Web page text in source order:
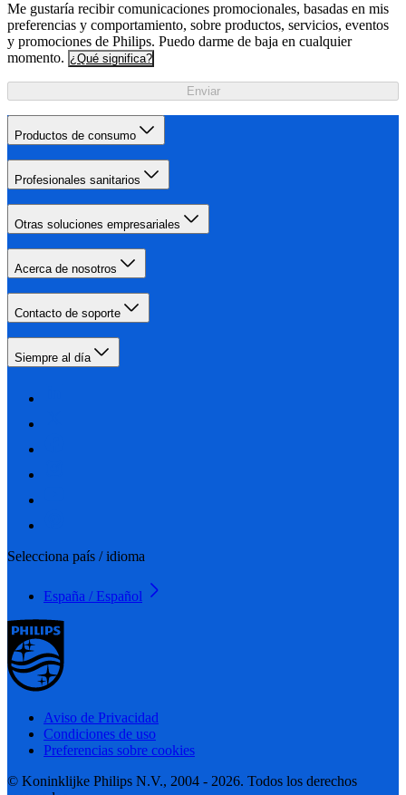
Me gustaría recibir comunicaciones promocionales, basadas en mis
preferencias y comportamiento, sobre productos, servicios, eventos
y promociones de Philips. Puedo darme de baja en cualquier
momento. ¿Qué significa?
Enviar
Productos de consumo
Profesionales sanitarios
Otras soluciones empresariales
Acerca de nosotros
Contacto de soporte
Siempre al día
Selecciona país / idioma
España / Español
Aviso de Privacidad
Condiciones de uso
Preferencias sobre cookies
© Koninklijke Philips N.V., 2004 - 2026. Todos los derechos